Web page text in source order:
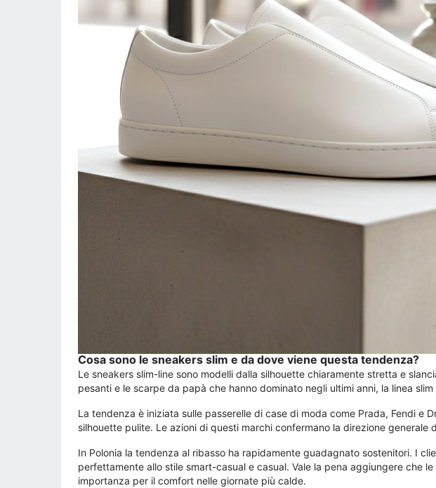
Cosa sono le sneakers slim e da dove viene questa tendenza?
Le sneakers slim-line sono modelli dalla silhouette chiaramente stretta e
pesanti e le scarpe da papà che hanno dominato negli ultimi anni, la linea
La tendenza è iniziata sulle passerelle di case di moda come Prada, Fendi
silhouette pulite. Le azioni di questi marchi confermano la direzione generale
In Polonia la tendenza al ribasso ha rapidamente guadagnato sostenitori. I
perfettamente allo stile smart-casual e casual. Vale la pena aggiungere che
importanza per il comfort nelle giornate più calde.